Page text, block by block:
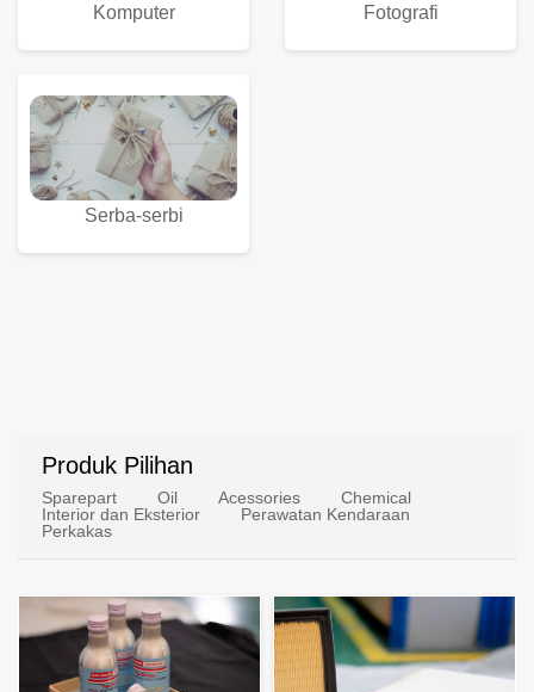
Komputer Fotografi
Serba-serbi
Produk Pilihan
Sparepart Oil Acessories
Chemical
Interior dan Eksterior
Perawatan Kendaraan
Perkakas